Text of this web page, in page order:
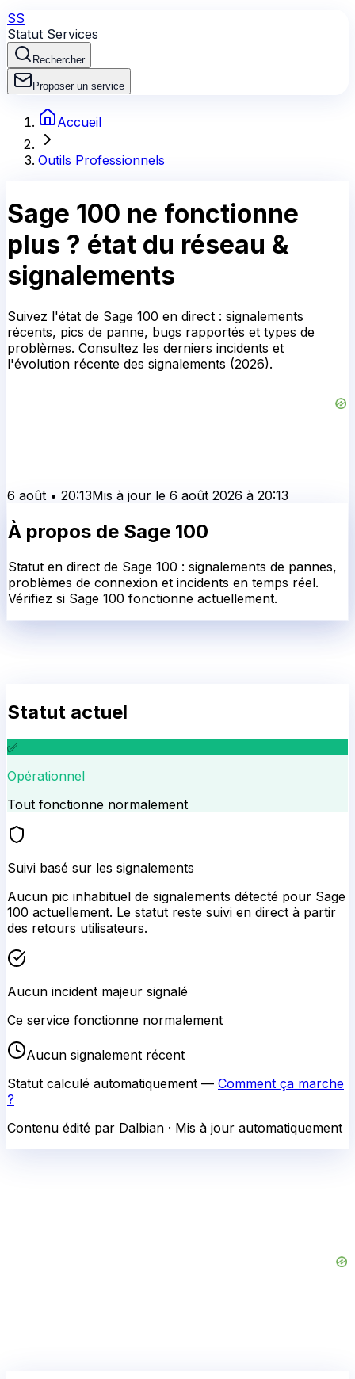
SS
Statut Services
Rechercher
Proposer un service
Accueil
Outils Professionnels
Sage 100 ne fonctionne
plus ? état du réseau &
signalements
Suivez l'état de Sage 100 en direct : signalements
récents, pics de panne, bugs rapportés et types de
problèmes. Consultez les derniers incidents et
l'évolution récente des signalements (2026).
6 août • 20:13Mis à jour le 6 août 2026 à 20:13
À propos de Sage 100
Statut en direct de Sage 100 : signalements de pannes,
problèmes de connexion et incidents en temps réel.
Vérifiez si Sage 100 fonctionne actuellement.
Statut actuel
✅
Opérationnel
Tout fonctionne normalement
Suivi basé sur les signalements
Aucun pic inhabituel de signalements détecté pour Sage
100 actuellement. Le statut reste suivi en direct à partir
des retours utilisateurs.
Aucun incident majeur signalé
Ce service fonctionne normalement
Aucun signalement récent
Statut calculé automatiquement — Comment ça marche
?
Contenu édité par Dalbian · Mis à jour automatiquement